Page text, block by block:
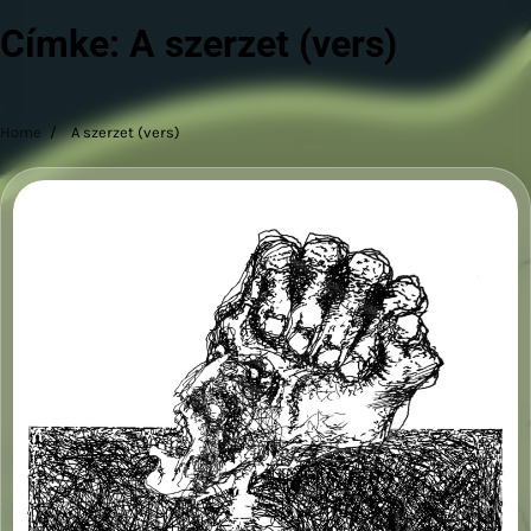
Címke: A szerzet (vers)
Home A szerzet (vers)